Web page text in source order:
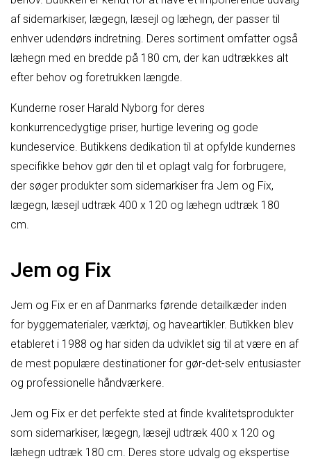
af sidemarkiser, lægegn, læsejl og læhegn, der passer til
enhver udendørs indretning. Deres sortiment omfatter også
læhegn med en bredde på 180 cm, der kan udtrækkes alt
efter behov og foretrukken længde.
Kunderne roser Harald Nyborg for deres
konkurrencedygtige priser, hurtige levering og gode
kundeservice. Butikkens dedikation til at opfylde kundernes
specifikke behov gør den til et oplagt valg for forbrugere,
der søger produkter som sidemarkiser fra Jem og Fix,
lægegn, læsejl udtræk 400 x 120 og læhegn udtræk 180
cm.
Jem og Fix
Jem og Fix er en af Danmarks førende detailkæder inden
for byggematerialer, værktøj, og haveartikler. Butikken blev
etableret i 1988 og har siden da udviklet sig til at være en af
de mest populære destinationer for gør-det-selv entusiaster
og professionelle håndværkere.
Jem og Fix er det perfekte sted at finde kvalitetsprodukter
som sidemarkiser, lægegn, læsejl udtræk 400 x 120 og
læhegn udtræk 180 cm. Deres store udvalg og ekspertise